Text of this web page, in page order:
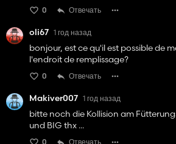
0 Отвечать
oli67 1 год назад
bonjour, est ce qu'il est possible de
l'endroit de remplissage?
0 Отвечать
Makiver007 1 год назад
bitte noch die Kollision am
und BIG thx ...
0 Отвечать